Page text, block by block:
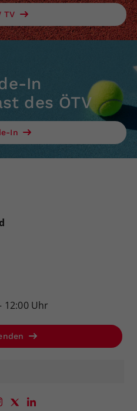
TV
In
des ÖTV
In
12:00 Uhr